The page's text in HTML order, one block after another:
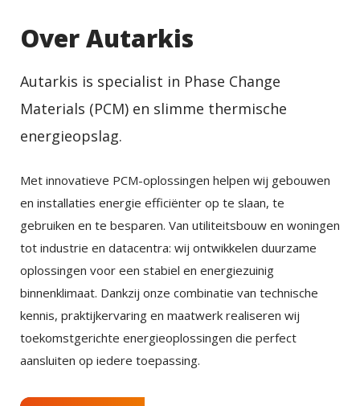
Over Autarkis
Autarkis is specialist in Phase Change
Materials (PCM) en slimme thermische
energieopslag.
Met innovatieve PCM-oplossingen helpen wij gebouwen
en installaties energie efficiënter op te slaan, te
gebruiken en te besparen. Van utiliteitsbouw en woningen
tot industrie en datacentra: wij ontwikkelen duurzame
oplossingen voor een stabiel en energiezuinig
binnenklimaat. Dankzij onze combinatie van technische
kennis, praktijkervaring en maatwerk realiseren wij
toekomstgerichte energieoplossingen die perfect
aansluiten op iedere toepassing.